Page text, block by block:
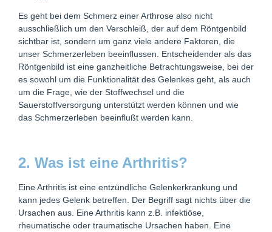
Es geht bei dem Schmerz einer Arthrose also nicht
ausschließlich um den Verschleiß, der auf dem Röntgenbild
sichtbar ist, sondern um ganz viele andere Faktoren, die
unser Schmerzerleben beeinflussen. Entscheidender als das
Röntgenbild ist eine ganzheitliche Betrachtungsweise, bei der
es sowohl um die Funktionalität des Gelenkes geht, als auch
um die Frage, wie der Stoffwechsel und die
Sauerstoffversorgung unterstützt werden können und wie
das Schmerzerleben beeinflußt werden kann.
2. Was ist eine Arthritis?
Eine Arthritis ist eine entzündliche Gelenkerkrankung und
kann jedes Gelenk betreffen. Der Begriff sagt nichts über die
Ursachen aus. Eine Arthritis kann z.B. infektiöse,
rheumatische oder traumatische Ursachen haben. Eine